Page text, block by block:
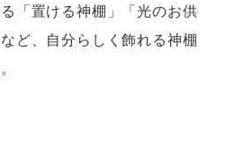
「置ける神棚」「光のお供
ど、自分らしく飾れる神棚